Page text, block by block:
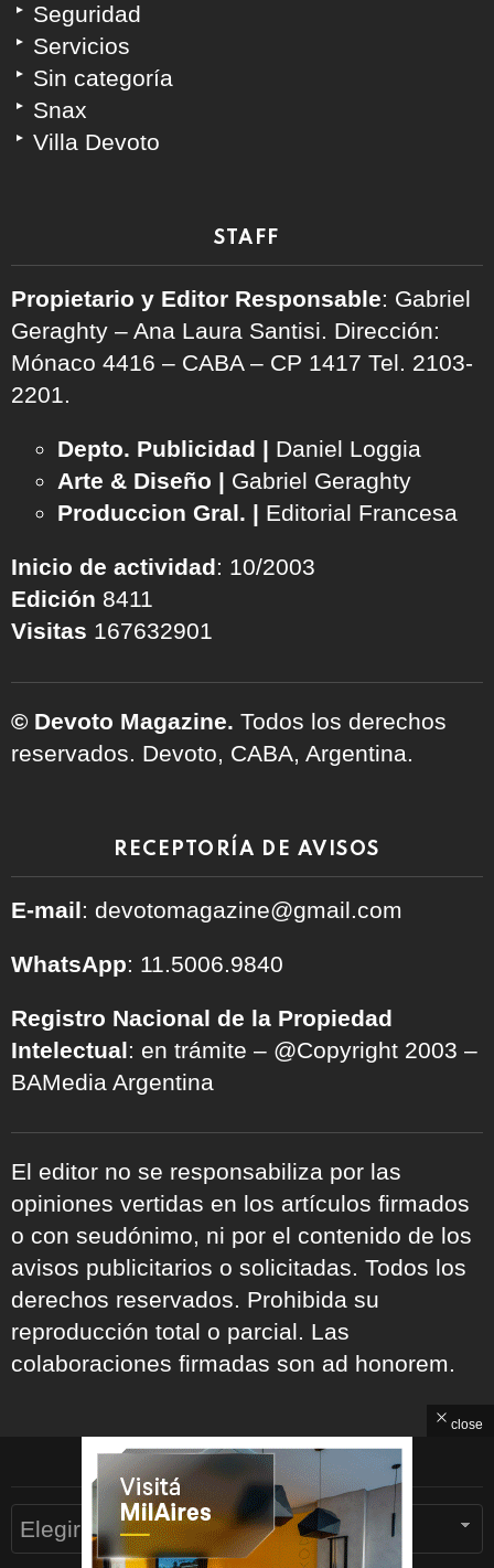
Seguridad
Servicios
Sin categoría
Snax
Villa Devoto
STAFF
Propietario y Editor Responsable: Gabriel
Geraghty – Ana Laura Santisi. Dirección:
Mónaco 4416 – CABA – CP 1417 Tel. 2103-
2201.
Depto. Publicidad | Daniel Loggia
Arte & Diseño | Gabriel Geraghty
Produccion Gral. | Editorial Francesa
Inicio de actividad: 10/2003
Edición 8411
Visitas 167632901
© Devoto Magazine. Todos los derechos
reservados. Devoto, CABA, Argentina.
RECEPTORÍA DE AVISOS
E-mail: devotomagazine@gmail.com
WhatsApp: 11.5006.9840
Registro Nacional de la Propiedad
Intelectual: en trámite – @Copyright 2003 –
BAMedia Argentina
El editor no se responsabiliza por las
opiniones vertidas en los artículos firmados
o con seudónimo, ni por el contenido de los
avisos publicitarios o solicitadas. Todos los
derechos reservados. Prohibida su
reproducción total o parcial. Las
colaboraciones firmadas son ad honorem.
ARCHIVOS
close